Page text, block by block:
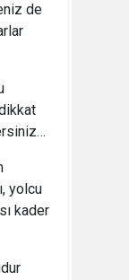
de
yolcu
kader